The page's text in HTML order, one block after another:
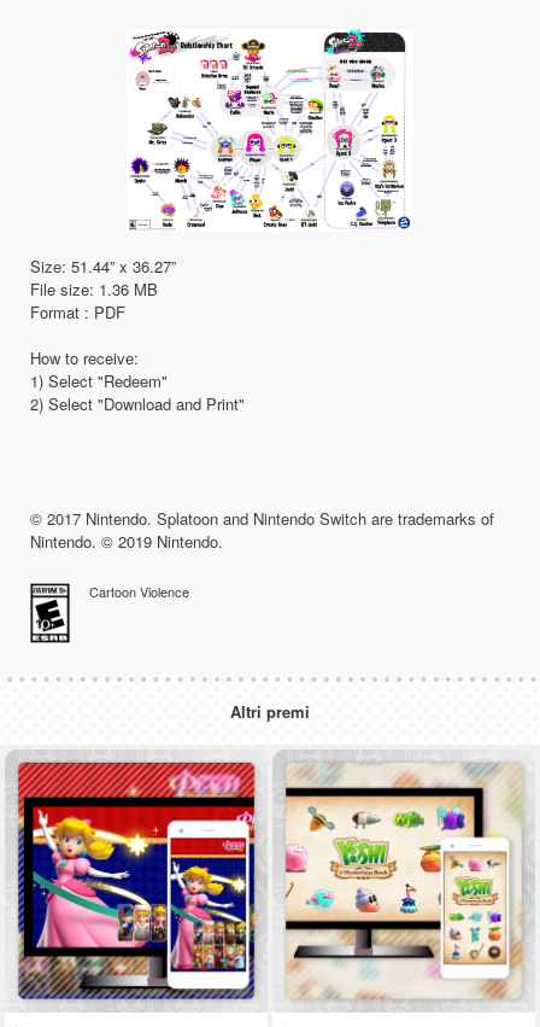
Size: 51.44” x 36.27”
File size: 1.36 MB
Format : PDF
How to receive:
1) Select "Redeem"
2) Select "Download and Print"
© 2017 Nintendo. Splatoon and Nintendo Switch are trademarks of
Nintendo. © 2019 Nintendo.
Cartoon Violence
Altri premi